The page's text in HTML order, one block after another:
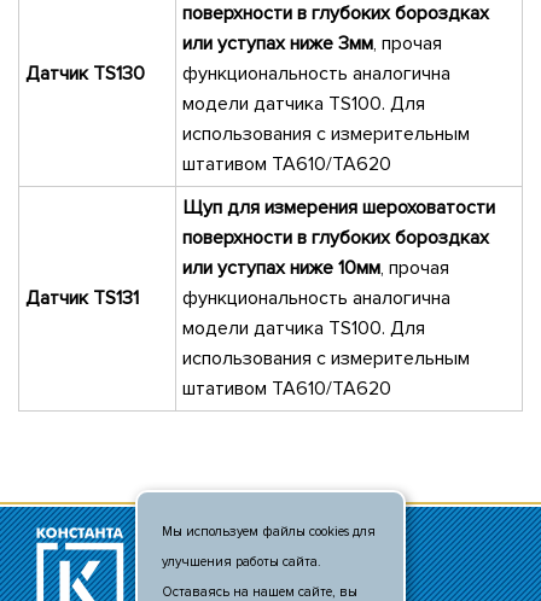
Датчик TS130
поверхности в глубоких бороздках
или уступах ниже 3мм, прочая
функциональность аналогична
модели датчика TS100. Для
использования с измерительным
штативом ТА610/ТА620
Датчик TS131
Щуп для измерения шероховатости
поверхности в глубоких бороздках
или уступах ниже 10мм, прочая
функциональность аналогична
модели датчика TS100. Для
использования с измерительным
штативом ТА610/ТА620
© 2011 - 2026
+7 (495) 481-80-88
info@c-msk.ru
Мы используем файлы cookies для
улучшения работы сайта.
Оставаясь на нашем сайте, вы